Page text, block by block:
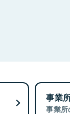
事業
事業所